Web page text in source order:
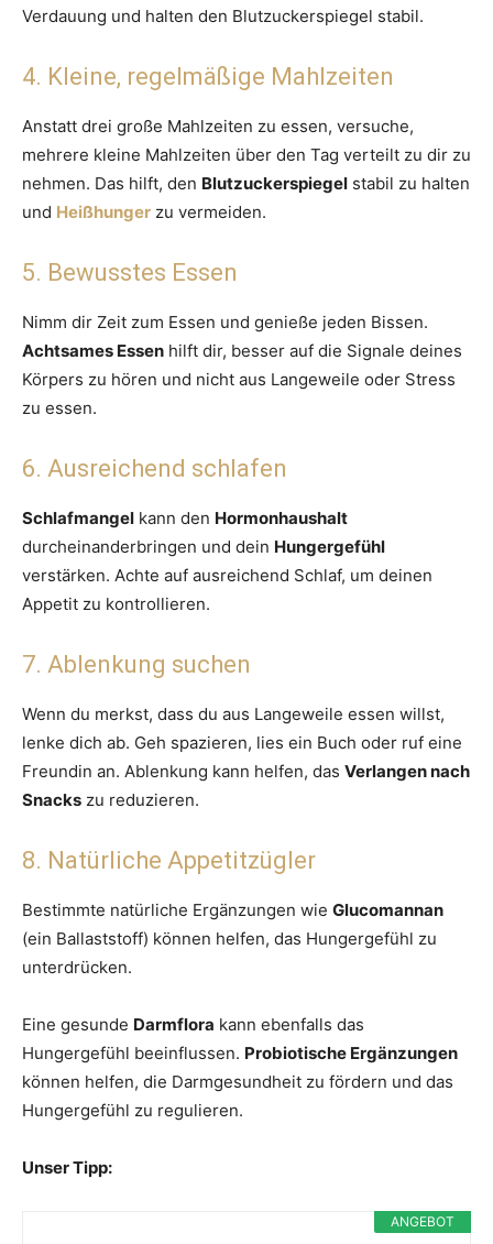
Verdauung und halten den Blutzuckerspiegel stabil.
4. Kleine, regelmäßige Mahlzeiten
Anstatt drei große Mahlzeiten zu essen, versuche,
mehrere kleine Mahlzeiten über den Tag verteilt zu dir zu
nehmen. Das hilft, den Blutzuckerspiegel stabil zu halten
und Heißhunger zu vermeiden.
5. Bewusstes Essen
Nimm dir Zeit zum Essen und genieße jeden Bissen.
Achtsames Essen hilft dir, besser auf die Signale deines
Körpers zu hören und nicht aus Langeweile oder Stress
zu essen.
6. Ausreichend schlafen
Schlafmangel kann den Hormonhaushalt
durcheinanderbringen und dein Hungergefühl
verstärken. Achte auf ausreichend Schlaf, um deinen
Appetit zu kontrollieren.
7. Ablenkung suchen
Wenn du merkst, dass du aus Langeweile essen willst,
lenke dich ab. Geh spazieren, lies ein Buch oder ruf eine
Freundin an. Ablenkung kann helfen, das Verlangen nach
Snacks zu reduzieren.
8. Natürliche Appetitzügler
Bestimmte natürliche Ergänzungen wie Glucomannan
(ein Ballaststoff) können helfen, das Hungergefühl zu
unterdrücken.
Eine gesunde Darmflora kann ebenfalls das
Hungergefühl beeinflussen. Probiotische Ergänzungen
können helfen, die Darmgesundheit zu fördern und das
Hungergefühl zu regulieren.
Unser Tipp:
ANGEBOT